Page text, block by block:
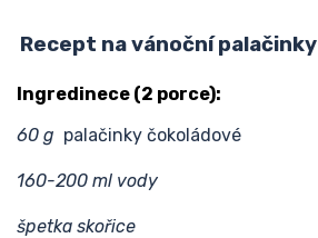
Recept na vánoční palačinky
Ingredinece (2 porce):
60 g palačinky čokoládové
160-200 ml vody
špetka skořice